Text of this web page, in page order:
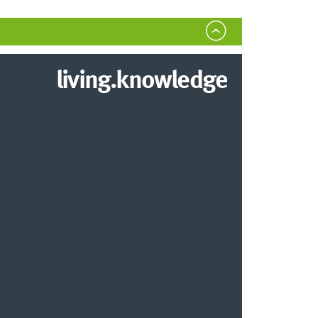
living.knowledge